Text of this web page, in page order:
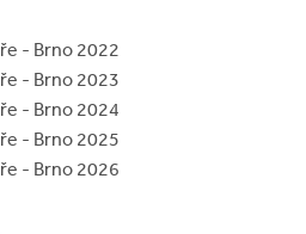
- Brno 2022
- Brno 2023
- Brno 2024
- Brno 2025
- Brno 2026